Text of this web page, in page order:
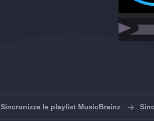
Sincronizza le playlist MusicBrainz